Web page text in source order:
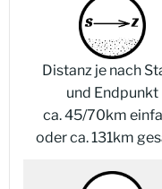
Distanz je nach
und Endpunkt
ca. 45/70km
oder ca. 131km